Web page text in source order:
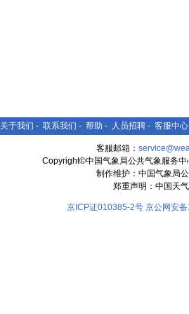
关于我们 - 联系我们 - 帮助 - 人员招聘 - 客服中心
客服邮箱：
Copyright©中国气象局公共气象服务
制作维护：中国气象局
郑重声明：中国天
京ICP证010385-2号 京公网安